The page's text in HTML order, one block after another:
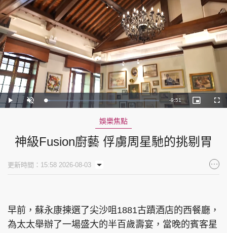
Play UnmuteLoaded:
4.23%
Remaining
-9:51
Picture-
in-
娛樂焦點
神級Fusion廚藝 俘虜周星馳的挑剔胃
更新時間：15:58 2026-08-03
早前，蘇永康揀選了尖沙咀1881古蹟酒店的西餐廳，
為太太舉辦了一場盛大的半百歲壽宴，當晚的賓客星